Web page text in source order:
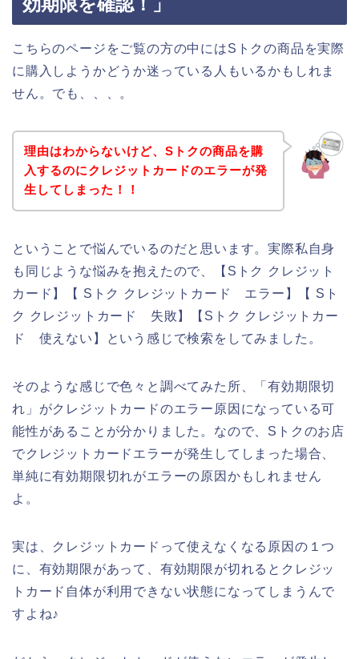
こちらのページをご覧の方の中にはSトクの商品を実際
に購入しようかどうか迷っている人もいるかもしれま
せん。でも、、、。
理由はわからないけど、Sトクの商品を購
入するのにクレジットカードのエラーが発
生してしまった！！
ということで悩んでいるのだと思います。実際私自身
も同じような悩みを抱えたので、【Sトク クレジット
カード】【 Sトク クレジットカード エラー】【 Sト
ク クレジットカード 失敗】【Sトク クレジットカー
ド 使えない】という感じで検索をしてみました。
そのような感じで色々と調べてみた所、「有効期限切
れ」がクレジットカードのエラー原因になっている可
能性があることが分かりました。なので、Sトクのお店
でクレジットカードエラーが発生してしまった場合、
単純に有効期限切れがエラーの原因かもしれません
よ。
実は、クレジットカードって使えなくなる原因の１つ
に、有効期限があって、有効期限が切れるとクレジッ
トカード自体が利用できない状態になってしまうんで
すよね♪